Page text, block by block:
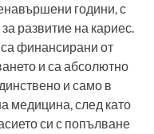
години, с
развитие на кариес.
финансирани от
и са абсолютно
и само в
медицина, след като
си с попълване